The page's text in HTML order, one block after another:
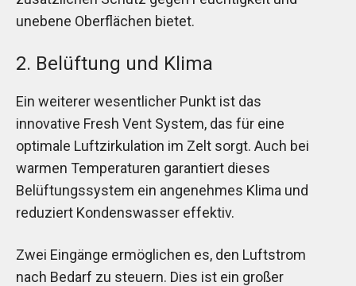
unebene Oberflächen bietet.
2. Belüftung und Klima
Ein weiterer wesentlicher Punkt ist das
innovative Fresh Vent System, das für eine
optimale Luftzirkulation im Zelt sorgt. Auch bei
warmen Temperaturen garantiert dieses
Belüftungssystem ein angenehmes Klima und
reduziert Kondenswasser effektiv.
Zwei Eingänge ermöglichen es, den Luftstrom
nach Bedarf zu steuern. Dies ist ein großer